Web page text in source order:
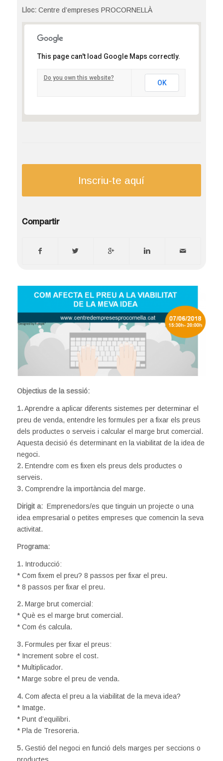
Lloc:Centre d’empreses PROCORNELLÀ
Centre d’empreses PROCORNELLÀ
Tirso de Molina, 36 - Cornellà del Llobregat
This page can't load Google Maps correctly.
Do you own this website?
OK
Inscriu-te aquí
Compartir
Objectius de la sessió:
1.Aprendre a aplicar diferents sistemes per determinar el
preu de venda, entendre les formules per a fixar els preus
dels productes o serveis i calcular el marge brut comercial.
Aquesta decisió és determinant en la viabilitat de la idea de
negoci.
2. Entendre com es fixen els preus dels productes o
serveis.
3. Comprendre la importància del marge.
Dirigit a: Emprenedors/es que tinguin un projecte o una
idea empresarial o petites empreses que comencin la seva
activitat.
Programa:
1.Introducció:
* Com fixem el preu? 8 passos per fixar el preu.
* 8 passos per fixar el preu.
2.Marge brut comercial:
* Què es el marge brut comercial.
* Com és calcula.
3.Formules per fixar el preus:
* Increment sobre el cost.
* Multiplicador.
* Marge sobre el preu de venda.
4.Com afecta el preu a la viabilitat de la meva idea?
* Imatge.
* Punt d’equilibri.
* Pla de Tresoreria.
5.Gestió del negoci en funció dels marges per seccions o